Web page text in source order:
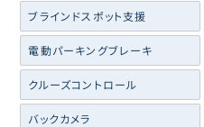
ブラインドスポット支援
電動パーキングブレーキ
クルーズコントロール
バックカメラ